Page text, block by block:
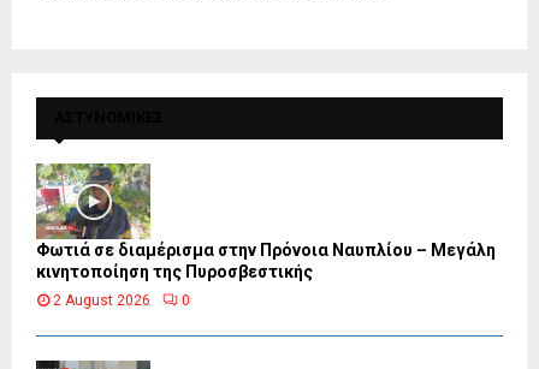
Φωτιά σε διαμέρισμα στην Πρόνοια Ναυπλίου – Μεγάλη
κινητοποίηση της Πυροσβεστικής
2 August 2026 0